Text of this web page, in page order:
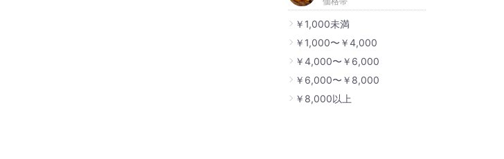
￥1,000未満
￥1,000〜￥4,000
￥4,000〜￥6,000
￥6,000〜￥8,000
￥8,000以上